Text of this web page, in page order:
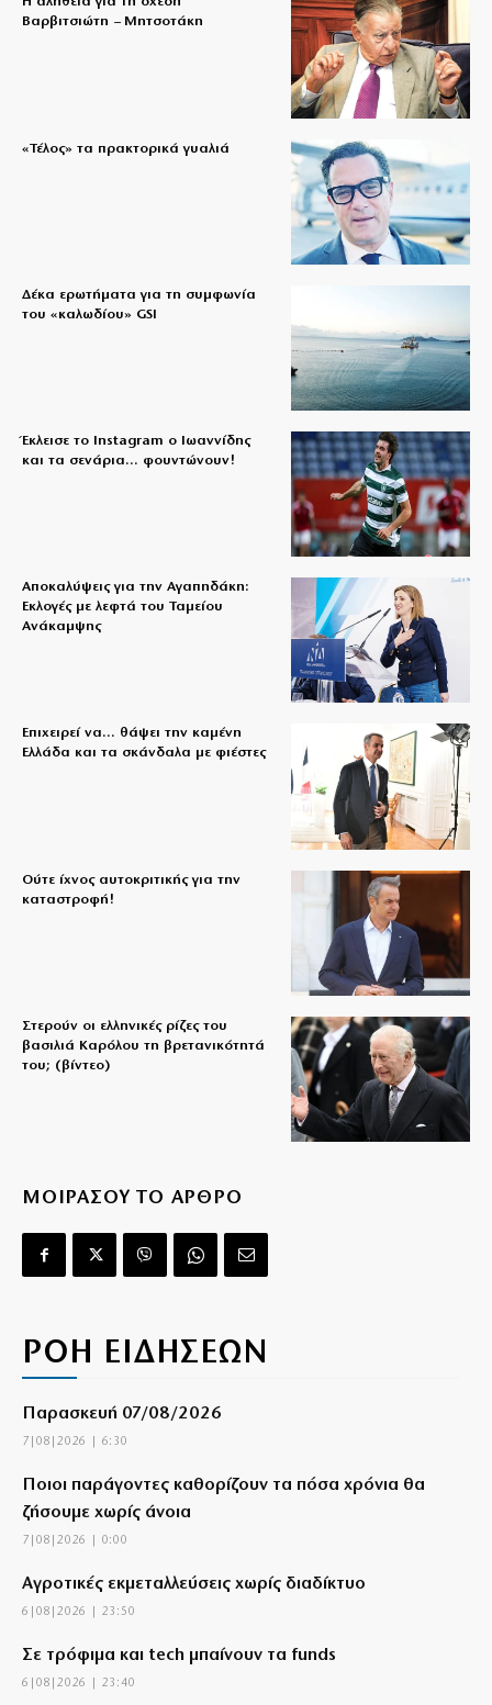
Βαρβιτσιώτη – Μητσοτάκη
«Τέλος» τα πρακτορικά γυαλιά
Δέκα ερωτήματα για τη συμφωνία
του «καλωδίου» GSI
Έκλεισε το Instagram ο Ιωαννίδης
και τα σενάρια… φουντώνουν!
Αποκαλύψεις για την Αγαπηδάκη:
Εκλογές με λεφτά του Ταμείου
Ανάκαμψης
Επιχειρεί να… θάψει την καμένη
Ελλάδα και τα σκάνδαλα με φιέστες
Ούτε ίχνος αυτοκριτικής για την
καταστροφή!
Στερούν οι ελληνικές ρίζες του
βασιλιά Καρόλου τη βρετανικότητά
του; (βίντεο)
ΜΟΙΡΑΣΟΥ ΤΟ ΑΡΘΡΟ
ΡΟΗ ΕΙΔΗΣΕΩΝ
Παρασκευή 07/08/2026
7|08|2026 | 6:30
Ποιοι παράγοντες καθορίζουν τα πόσα χρόνια θα
ζήσουμε χωρίς άνοια
7|08|2026 | 0:00
Αγροτικές εκμεταλλεύσεις χωρίς διαδίκτυο
6|08|2026 | 23:50
Σε τρόφιμα και tech μπαίνουν τα funds
6|08|2026 | 23:40